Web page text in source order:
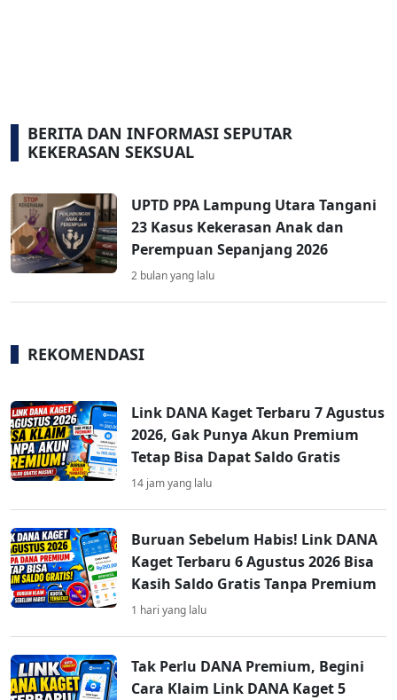
BERITA DAN INFORMASI SEPUTAR
KEKERASAN SEKSUAL
UPTD PPA Lampung Utara Tangani
23 Kasus Kekerasan Anak dan
Perempuan Sepanjang 2026
2 bulan yang lalu
REKOMENDASI
Link DANA Kaget Terbaru 7 Agustus
2026, Gak Punya Akun Premium
Tetap Bisa Dapat Saldo Gratis
14 jam yang lalu
Buruan Sebelum Habis! Link DANA
Kaget Terbaru 6 Agustus 2026 Bisa
Kasih Saldo Gratis Tanpa Premium
1 hari yang lalu
Tak Perlu DANA Premium, Begini
Cara Klaim Link DANA Kaget 5